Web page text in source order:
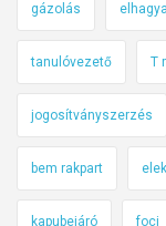
gázolás
tanulóvezető T
jogosítványszerzés
bem rakpart
kapubejáró foci